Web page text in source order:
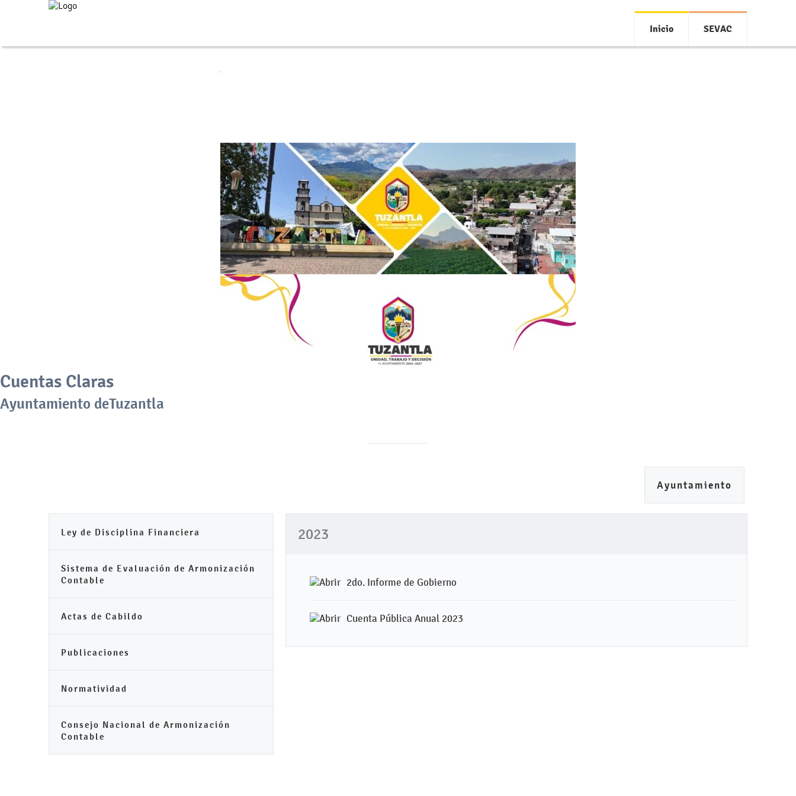
Inicio SEVAC
Cuentas Claras
Ayuntamiento deTuzantla
Ayuntamiento
Ley de Disciplina Financiera
Sistema de Evaluación de Armonización
Contable
Actas de Cabildo
Publicaciones
Normatividad
Consejo Nacional de Armonización
Contable
2023
2do. Informe de Gobierno
Cuenta Pública Anual 2023